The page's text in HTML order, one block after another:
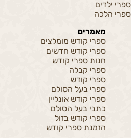
ספרי ילדים
ספרי הלכה
מאמרים
ספרי קודש מומלצים
ספרי קודש חדשים
חנות ספרי קודש
ספרי קבלה
ספרי קודש
ספרי בעל הסולם
ספרי קודש אונליין
כתבי בעל הסולם
ספרי קודש בזול
הזמנת ספרי קודש